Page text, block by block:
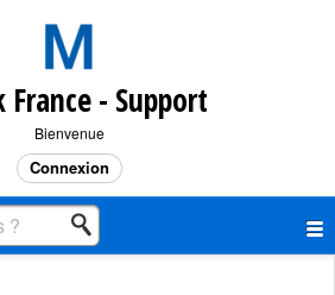
France - Support
Bienvenue
Connexion